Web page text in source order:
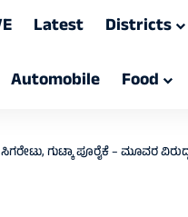
Latest Districts
Automobile Food
ಗುಟ್ಕಾ ಪೂರೈಕೆ – ಮೂವರ